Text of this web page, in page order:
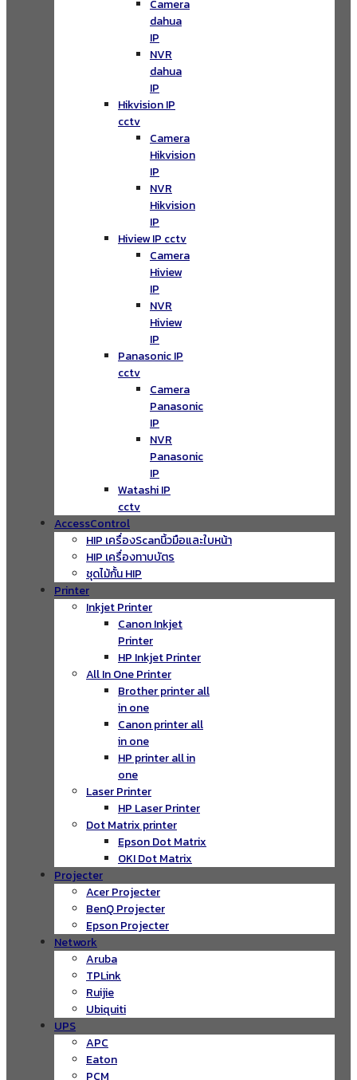
Camera
dahua
IP
NVR
dahua
IP
Hikvision IP
cctv
Camera
Hikvision
IP
NVR
Hikvision
IP
Hiview IP cctv
Camera
Hiview
IP
NVR
Hiview
IP
Panasonic IP
cctv
Camera
Panasonic
IP
NVR
Panasonic
IP
Watashi IP
cctv
AccessControl
HIP เครื่องScanนิ้วมือและใบหน้า
HIP เครื่องทาบบัตร
ชุดไม้กั้น HIP
Printer
Inkjet Printer
Canon Inkjet
Printer
HP Inkjet Printer
All In One Printer
Brother printer all
in one
Canon printer all
in one
HP printer all in
one
Laser Printer
HP Laser Printer
Dot Matrix printer
Epson Dot Matrix
OKI Dot Matrix
Projecter
Acer Projecter
BenQ Projecter
Epson Projecter
Network
Aruba
TPLink
Ruijie
Ubiquiti
UPS
APC
Eaton
PCM